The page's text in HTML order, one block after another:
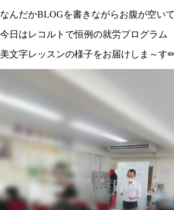
なんだかBLOGを書きながらお腹が空い
今日はレコルトで恒例の就労プログラム
美文字レッスンの様子をお届けしま～す